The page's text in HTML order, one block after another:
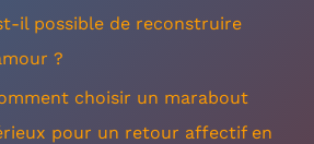
il possible de reconstruire
?
choisir un marabout
pour un retour affectif en